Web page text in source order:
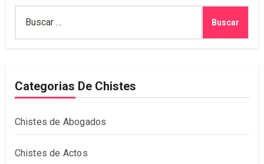
Categorias De Chistes
Chistes de Abogados
Chistes de Actos